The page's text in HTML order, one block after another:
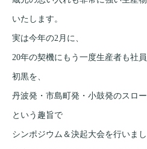
いたします。
実は今年の2月に、
20年の契機にもう一度生産者も社
初黒を、
丹波発・市島町発・小鼓発のスロ
という趣旨で
シンポジウム＆決起大会を行いまし